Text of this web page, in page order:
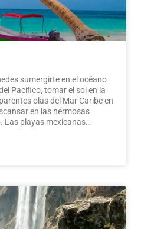
sumergirte en el océano
Pacífico, tomar el sol en la
olas del Mar Caribe en
en las hermosas
Las playas mexicanas
del excelente clima y las